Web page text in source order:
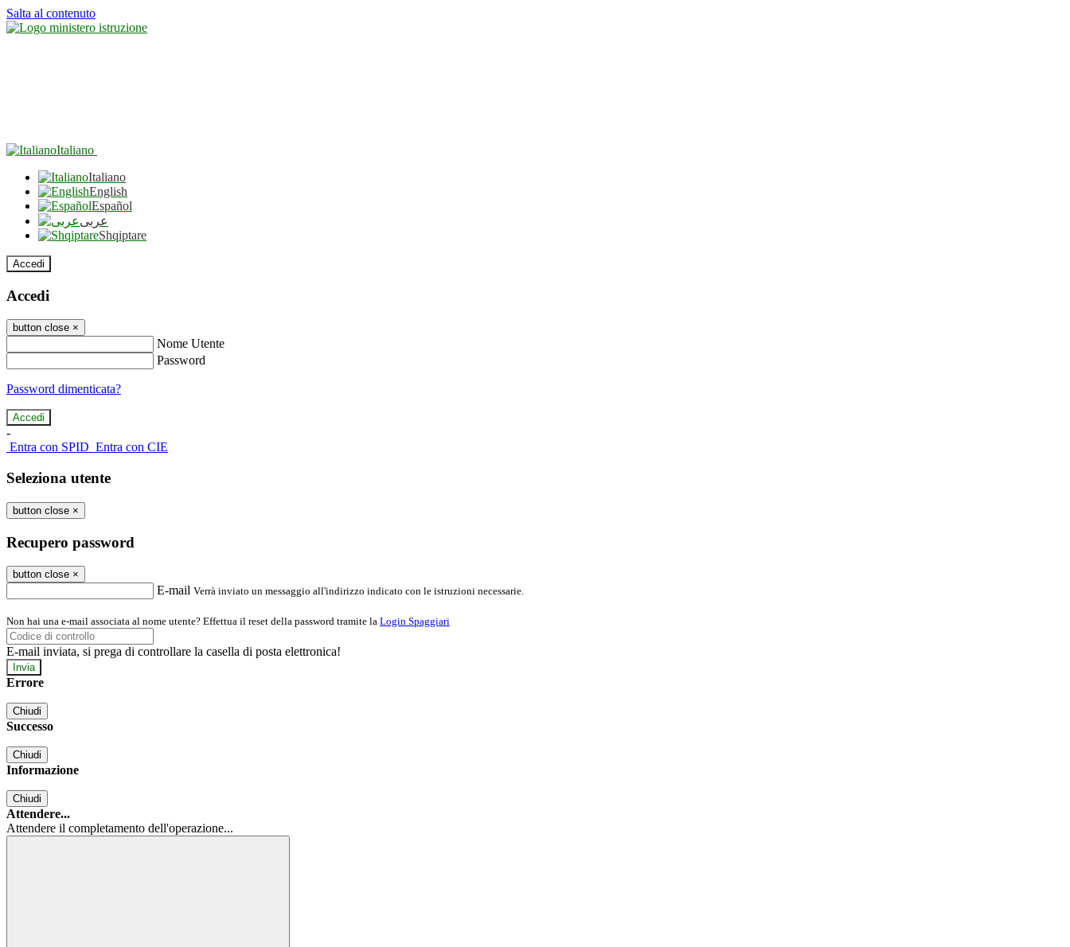
Salta al contenuto
Italiano
Italiano
English
Español
عربى
Shqiptare
Accedi
Accedi
button close ×
Nome Utente
Password
Password dimenticata?
-
Entra con SPID Entra con CIE
Seleziona utente
button close ×
Recupero password
button close ×
E-mail Verrà inviato un messaggio all'indirizzo indicato con le istruzioni necessarie.
Non hai una e-mail associata al nome utente? Effettua il reset della password tramite la Login Spaggiari
E-mail inviata, si prega di controllare la casella di posta elettronica!
Errore
Chiudi
Successo
Chiudi
Informazione
Chiudi
Attendere...
Attendere il completamento dell'operazione...